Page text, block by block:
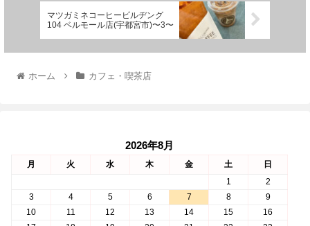
マツガミネコーヒービルヂング
104 ベルモール店(宇都宮市)〜3〜
ホーム カフェ・喫茶店
2026年8月
月 火 水 木 金 土
日
1
2
3
4 5 6 7 8
9
10
11 12 13 14 15
16